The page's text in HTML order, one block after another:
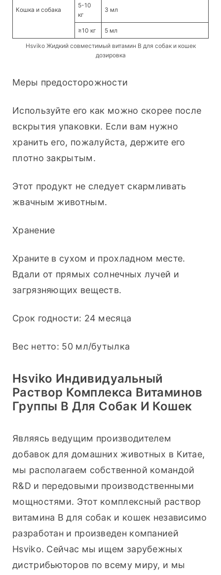
Кошка и собака
5-10
кг
3 мл
≥10 кг 5 мл
Hsviko Жидкий совместимый витамин B для собак и кошек
дозировка
Меры предосторожности
Используйте его как можно скорее после
вскрытия упаковки. Если вам нужно
хранить его, пожалуйста, держите его
плотно закрытым.
Этот продукт не следует скармливать
жвачным животным.
Хранение
Храните в сухом и прохладном месте.
Вдали от прямых солнечных лучей и
загрязняющих веществ.
Срок годности: 24 месяца
Вес нетто: 50 мл/бутылка
Hsviko Индивидуальный
Раствор Комплекса Витаминов
Группы В Для Собак И Кошек
Являясь ведущим производителем
добавок для домашних животных в Китае,
мы располагаем собственной командой
R&D и передовыми производственными
мощностями. Этот комплексный раствор
витамина B для собак и кошек независимо
разработан и произведен компанией
Hsviko. Сейчас мы ищем зарубежных
дистрибьюторов по всему миру, и мы